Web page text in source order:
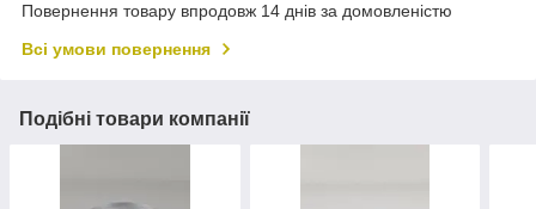
Повернення товару впродовж 14 днів за домовленістю
Всі умови повернення
Подібні товари компанії